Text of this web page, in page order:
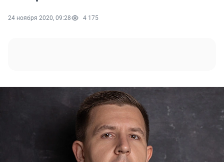
24 ноября 2020, 09:28 4 175